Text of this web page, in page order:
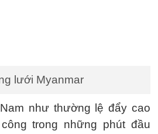
lưới Myanmar
như thường lệ đẩy cao
trong những phút đầu